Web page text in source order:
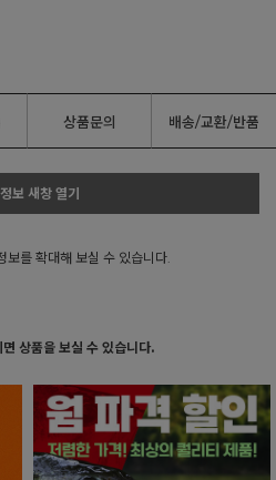
상품문의 배송/교환/반품
보 새창 열기
보를 확대해 보실 수 있습니다.
면 상품을 보실 수 있습니다.